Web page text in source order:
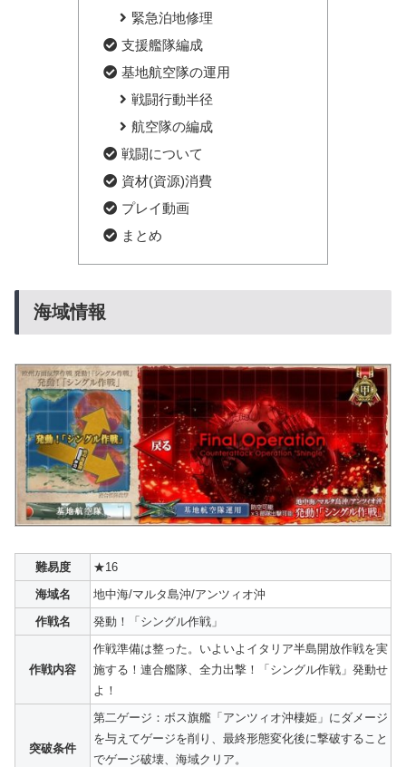
緊急泊地修理
支援艦隊編成
基地航空隊の運用
戦闘行動半径
航空隊の編成
戦闘について
資材(資源)消費
プレイ動画
まとめ
海域情報
難易度
★16
海域名
地中海/マルタ島沖/アンツィオ沖
作戦名
発動！「シングル作戦」
作戦内容
作戦準備は整った。いよいよイタリア半島開放作戦を実
施する！連合艦隊、全力出撃！「シングル作戦」発動せ
よ！
突破条件
第二ゲージ：ボス旗艦「アンツィオ沖棲姫」にダメージ
を与えてゲージを削り、最終形態変化後に撃破すること
でゲージ破壊、海域クリア。